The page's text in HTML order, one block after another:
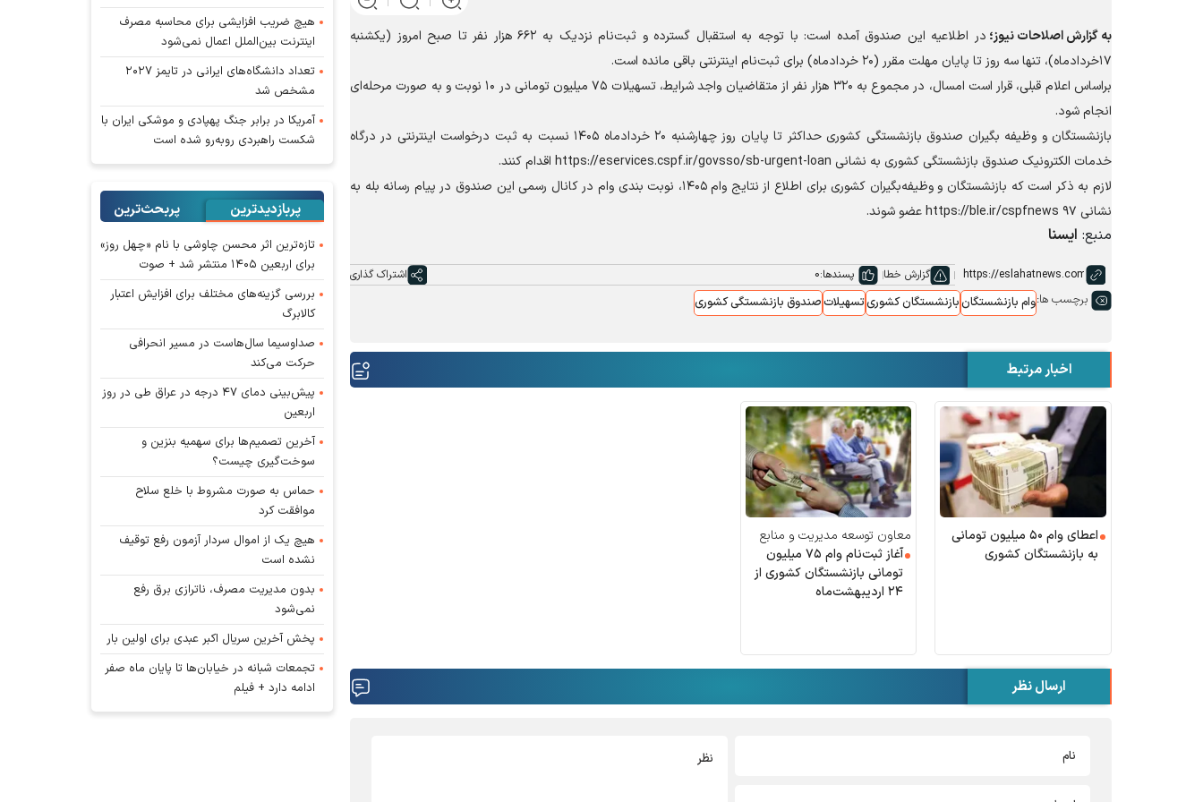
به گزارشاصلاحات نیوز؛
در اطلاعیه این صندوق آمده است: با توجه به استقبال گسترده و ثبت‌نام نزدیک به ۶۶۲ هزار نفر تا صبح امروز (یکشنبه
۱۷خردادماه)، تنها سه روز تا پایان مهلت مقرر (۲۰ خردادماه) برای ثبت‌نام اینترنتی باقی مانده است.
براساس اعلام قبلی، قرار است امسال، در مجموع به ۳۲۰ هزار نفر از متقاضیان واجد شرایط، تسهیلات ۷۵ میلیون تومانی در ۱۰ نوبت و به صورت مرحله‌ای
انجام شود.
بازنشستگان و وظیفه بگیران صندوق بازنشستگی کشوری حداکثر تا پایان روز چهارشنبه ۲۰ خردادماه ۱۴۰۵ نسبت به ثبت درخواست اینترنتی در درگاه
خدمات الکترونیک صندوق بازنشستگی کشوری به نشانی https://eservices.cspf.ir/govsso/sb-urgent-loan اقدام کنند.
لازم به ذکر است که بازنشستگان و وظیفه‌بگیران کشوری برای اطلاع از نتایج وام ۱۴۰۵، نوبت بندی وام در کانال رسمی این صندوق در پیام رسانه بله به
نشانی https://ble.ir/cspfnews ۹۷ عضو شوند.
منبع: ایسنا
گزارش خطا پسندها:0 اشتراک گذاری
برچسب ها:وام بازنشستگانبازنشستگان کشوریتسهیلاتصندوق بازنشستگی کشوری
اخبار مرتبط
اعطای وام ۵۰ میلیون تومانی
به بازنشستگان کشوری
معاون توسعه مدیریت و منابع
صندوق بازنشستگی کشوری اعلام
کرد:
آغاز ثبت‌نام وام ۷۵ میلیون
تومانی بازنشستگان کشوری از
۲۴ اردیبهشت‌ماه
ارسال نظر
هیچ ضریب افزایشی برای محاسبه مصرف
اینترنت بین‌الملل اعمال نمی‌شود
تعداد دانشگاه‌های ایرانی در تایمز ۲۰۲۷
مشخص شد
آمریکا در برابر جنگ پهپادی و موشکی ایران با
شکست راهبردی روبه‌رو شده است
پربازدیدترین پربحث‌ترین‌
تازه‌ترین اثر محسن چاوشی با نام «چهل روز»
برای اربعین ۱۴۰۵ منتشر شد + صوت
بررسی گزینه‌های مختلف برای افزایش اعتبار
کالابرگ
صداوسیما سال‌هاست در مسیر انحرافی
حرکت می‌کند
پیش‌بینی دمای ۴۷ درجه در عراق طی در روز
اربعین
آخرین تصمیم‌ها برای سهمیه بنزین و
سوخت‌گیری چیست؟
حماس به صورت مشروط با خلع سلاح
موافقت کرد
هیچ یک از اموال سردار آزمون رفع توقیف
نشده است
بدون مدیریت مصرف، ناترازی برق رفع
نمی‌شود
پخش آخرین سریال اکبر عبدی برای اولین بار
تجمعات شبانه در خیابان‌ها تا پایان ماه صفر
ادامه دارد + فیلم